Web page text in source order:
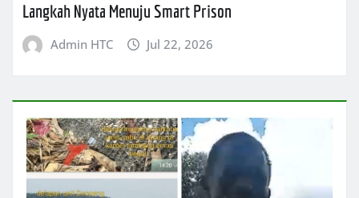
Langkah Nyata Menuju Smart Prison
Admin HTC Jul 22, 2026